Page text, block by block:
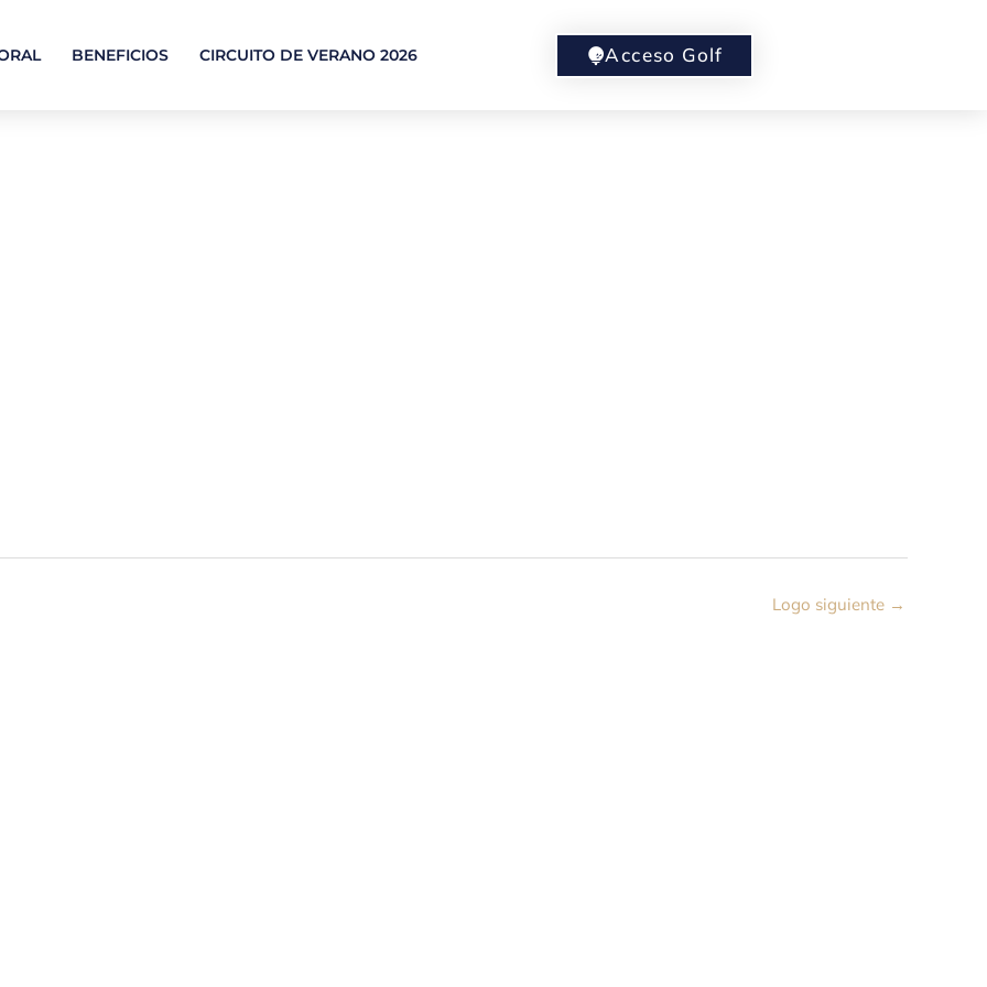
BENEFICIOS CIRCUITO DE VERANO 2026 Acceso Golf
Logo siguiente →